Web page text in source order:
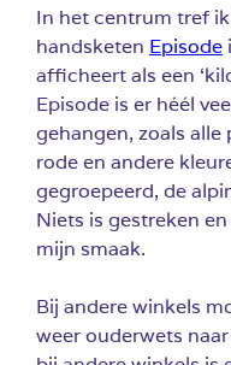
In het centrum tref
handsketen Episode
afficheert als een
Episode is er héél
gehangen, zoals alle
rode en andere
gegroepeerd, de
Niets is gestreken
mijn smaak.
Bij andere winkels
weer ouderwets